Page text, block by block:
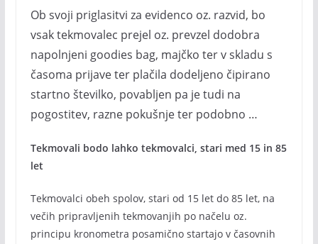
Ob svoji priglasitvi za evidenco oz. razvid, bo
vsak tekmovalec prejel oz. prevzel dodobra
napolnjeni goodies bag, majčko ter v skladu s
časoma prijave ter plačila dodeljeno čipirano
startno številko, povabljen pa je tudi na
pogostitev, razne pokušnje ter podobno …
Tekmovali bodo lahko tekmovalci, stari med 15 in 85
let
Tekmovalci obeh spolov, stari od 15 let do 85 let, na
večih pripravljenih tekmovanjih po načelu oz.
principu kronometra posamično startajo v časovnih